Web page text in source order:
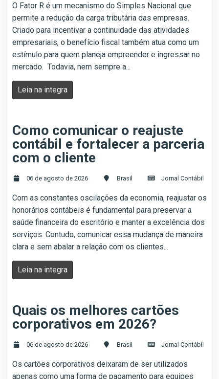
O Fator R é um mecanismo do Simples Nacional que
permite a redução da carga tributária das empresas.
Criado para incentivar a continuidade das atividades
empresariais, o benefício fiscal também atua como um
estímulo para quem planeja empreender e ingressar no
mercado. Todavia, nem sempre a...
Leia na integra
Como comunicar o reajuste
contábil e fortalecer a parceria
com o cliente
06 de agosto de 2026 Brasil Jornal Contábil
Com as constantes oscilações da economia, reajustar os
honorários contábeis é fundamental para preservar a
saúde financeira do escritório e manter a excelência dos
serviços. Contudo, comunicar essa mudança de maneira
clara e sem abalar a relação com os clientes...
Leia na integra
Quais os melhores cartões
corporativos em 2026?
06 de agosto de 2026 Brasil Jornal Contábil
Os cartões corporativos deixaram de ser utilizados
apenas como uma forma de pagamento para equipes